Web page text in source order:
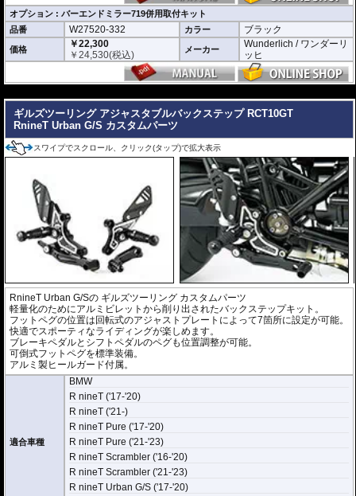
オプション : バーエンドミラー719併用取付キット
品番
W27520-332 カラー ブラック
価格
￥22,300
￥24,530(税込) メーカー
Wunderlich / ワンダーリ
ッヒ
ギルズツーリング アジャスタブルバックステップ RCT10GT
RnineT Urban G/S カスタムパーツ
スワイプでスクロール、クリック(タップ)で拡大表示
RnineT Urban G/Sの ギルズツーリング カスタムパーツ
軽量化のためにアルミビレットから削り出されたバックステップキット。
フットペグの位置は回転式のアジャストプレートによって7箇所に設定が可能。
快適でスポーティなライディングが楽しめます。
ブレーキペダルとシフトペダルのペグも位置調整が可能。
可倒式フットペグを標準装備。
アルミ製ヒールガード付属。
適合車種
BMW
R nineT ('17-'20)
R nineT ('21-)
R nineT Pure ('17-'20)
R nineT Pure ('21-'23)
R nineT Scrambler ('16-'20)
R nineT Scrambler ('21-'23)
R nineT Urban G/S ('17-'20)